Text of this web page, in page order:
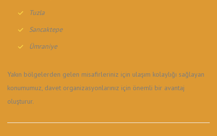
Tuzla
Sancaktepe
Ümraniye
Yakın bölgelerden gelen misafirleriniz için ulaşım kolaylığı sağlayan
konumumuz, davet organizasyonlarınız için önemli bir avantaj
oluşturur.